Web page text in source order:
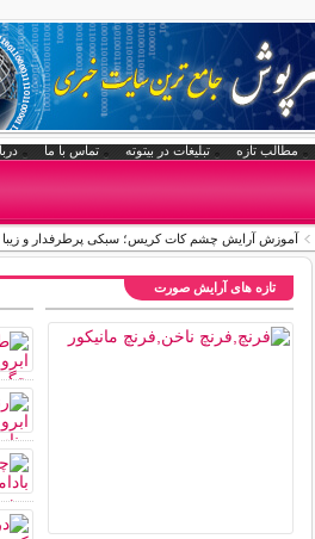
مطالب تازه تبلیغات در بیتوته تماس با ما
آموزش آرایش چشم کات کریس؛ سبکی پرطرفدار و زیبا
تازه های آرایش صورت